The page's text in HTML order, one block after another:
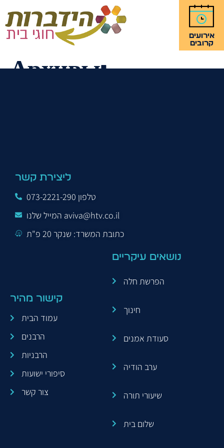
אירועים
קרובים
Архивы:
ליצירת קשר
טלפון 073-2221-290
המייל שלנו aviva@htv.co.il
כתובת המשרד: שנקר 20 פ"ת
קישור מהיר
עמוד הבית
הרבנים
הרבניות
סיפורי ישועות
צור קשר
נושאים עיקריים
הפרשת חלה
חינוך
סעודת אמנים
ערב הודיה
שיעורי תורה
שלום בית